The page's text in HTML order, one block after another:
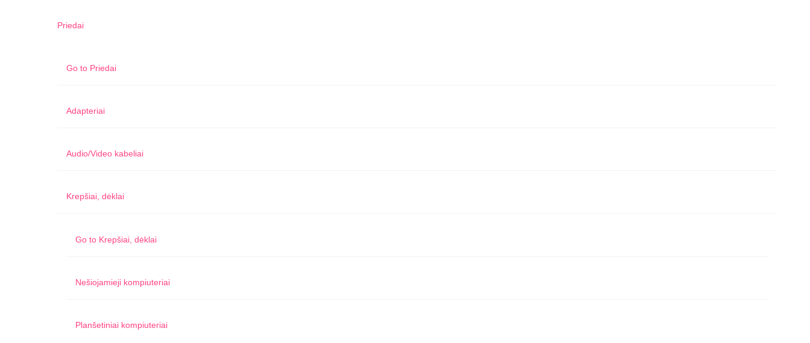
Priedai
Go to Priedai
Adapteriai
Audio/Video kabeliai
Krepšiai, dėklai
Go to Krepšiai, dėklai
Nešiojamieji kompiuteriai
Planšetiniai kompiuteriai